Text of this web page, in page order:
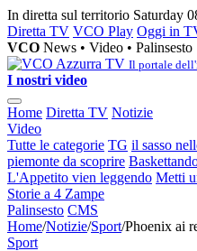
In diretta sul territorio Saturday
Diretta TV VCO Play Oggi in
VCO News • Video • Palinsesto
Il portale
I nostri video
Home Diretta TV Notizie
Video
Tutte le categorie TG il sasso
piemonte da scoprire
L'Appetito vien leggendo Metti
Storie a 4 Zampe
Palinsesto CMS
Home/Notizie/Sport/Phoenix ai
Sport